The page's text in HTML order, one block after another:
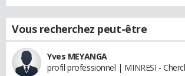
Vous recherchez peut-être
Yves MEYANGA
profil professionnel | MINRESI -